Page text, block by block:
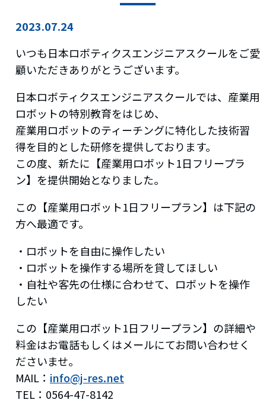
2023.07.24
いつも日本ロボティクスエンジニアスクールをご愛
顧いただきありがとうございます。
日本ロボティクスエンジニアスクールでは、産業用
ロボットの特別教育をはじめ、
産業用ロボットのティーチングに特化した技術習
得を目的とした研修を提供しております。
この度、新たに【産業用ロボット1日フリープラ
ン】を提供開始となりました。
この【産業用ロボット1日フリープラン】は下記の
方へ最適です。
・ロボットを自由に操作したい
・ロボットを操作する場所を貸してほしい
・自社や客先の仕様に合わせて、ロボットを操作
したい
この【産業用ロボット1日フリープラン】の詳細や
料金はお電話もしくはメールにてお問い合わせく
ださいませ。
MAIL： info@j-res.net
TEL：0564-47-8142